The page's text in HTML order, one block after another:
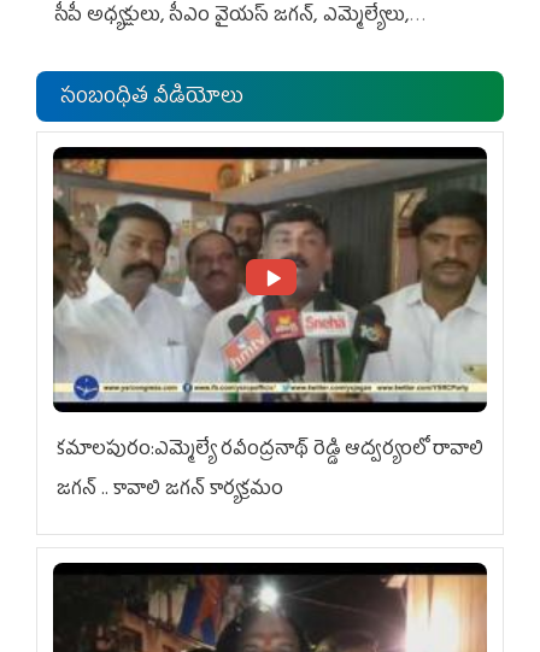
సీపీ అధ్య‌క్షులు, సీఎం వైయ‌స్ జ‌గ‌న్, ఎమ్మెల్యేలు,
సంబంధిత వీడియోలు
కమాలపురం:ఎమ్మెల్యే రవీంద్రనాథ్ రెడ్డి ఆద్వర్యంలో రావాలి
జగన్ .. కావాలి జగన్ కార్యక్రమం